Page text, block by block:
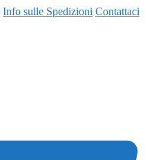
Info sulle Spedizioni Contattaci